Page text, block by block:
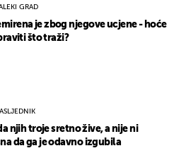
GRAD
je zbog njegove ucjene - hoće
što traži?
njih troje sretno žive, a nije ni
da ga je odavno izgubila